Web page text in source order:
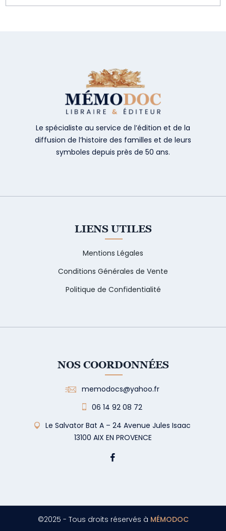
Le spécialiste au service de l’édition et de la
diffusion de l’histoire des familles et de leurs
symboles depuis près de 50 ans.
LIENS UTILES
Mentions Légales
Conditions Générales de Vente
Politique de Confidentialité
NOS COORDONNÉES
memodocs@yahoo.fr
06 14 92 08 72
Le Salvator Bat A – 24 Avenue Jules Isaac
13100 AIX EN PROVENCE
©2025 - Tous droits réservés à MÉMODOC